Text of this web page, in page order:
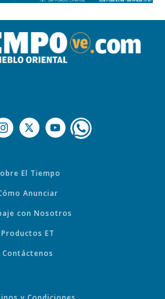
El Tiempo
Anunciar
con Nosotros
Productos ET
Contáctenos